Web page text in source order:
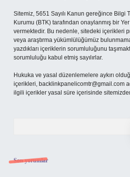
Sitemiz, 5651 Sayılı Kanun gereğince Bilgi
Kurumu (BTK) tarafından onaylanmış bir
vermektedir. Bu nedenle, sitedeki içerikleri
veya araştırma yükümlülüğümüz
yazdıkları içeriklerin sorumluluğunu
sorumluluğu kabul etmiş sayılırlar.
Hukuka ve yasal düzenlemelere aykırı
içerikleri, backlinkpanelicomtr@gmail.com
ilgili içerikler yasal süre içerisinde sitemizden
Son yorumlar